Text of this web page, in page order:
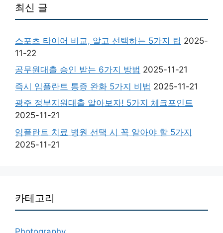
최신 글
스포츠 타이어 비교, 알고 선택하는 5가지 팁 2025-
11-22
공무원대출 승인 받는 6가지 방법 2025-11-21
즉시 임플란트 통증 완화 5가지 비법 2025-11-21
광주 정부지원대출 알아보자! 5가지 체크포인트
2025-11-21
임플란트 치료 병원 선택 시 꼭 알아야 할 5가지
2025-11-21
카테고리